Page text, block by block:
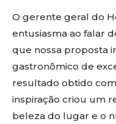
O gerente geral do
entusiasma ao falar
que nossa proposta
gastronômico de
resultado obtido
inspiração criou um
beleza do lugar e o